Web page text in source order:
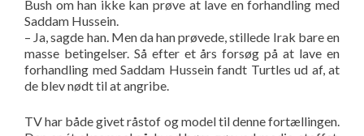
Bush om han ikke kan prøve at lave en forhandling med
Saddam Hussein.
– Ja, sagde han. Men da han prøvede, stillede Irak bare en
masse betingelser. Så efter et års forsøg på at lave en
forhandling med Saddam Hussein fandt Turtles ud af, at
de blev nødt til at angribe.
TV har både givet råstof og model til denne fortællingen.